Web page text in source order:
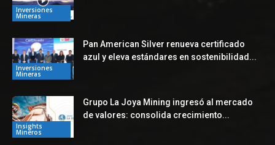
Inversiones
Mineras
Inversiones
Mineras
Pan American Silver renueva certificado
azul y eleva estándares en sostenibilidad...
Insights
Mineros
Grupo La Joya Mining ingresó al mercado
de valores: consolida crecimiento...